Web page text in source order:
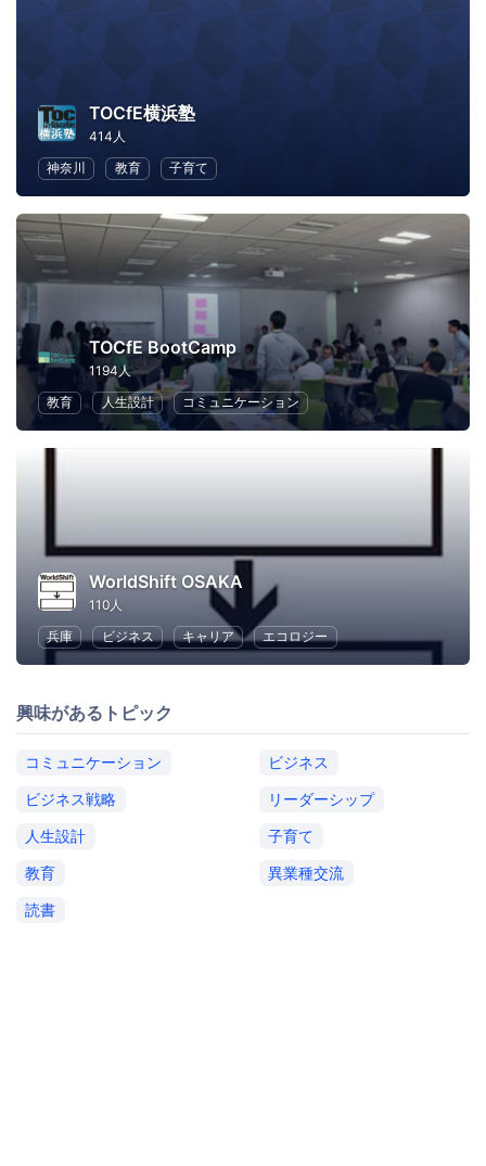
TOCfE横浜塾
414人
神奈川
教育 子育て
TOCfE BootCamp
1194人
教育
人生設計 コミュニケーション
WorldShift OSAKA
110人
兵庫
ビジネス キャリア エコロジー
興味があるトピック
コミュニケーション
ビジネス
ビジネス戦略
リーダーシップ
人生設計
子育て
教育
異業種交流
読書